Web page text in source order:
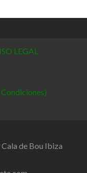
LEGAL
de Bou Ibiza